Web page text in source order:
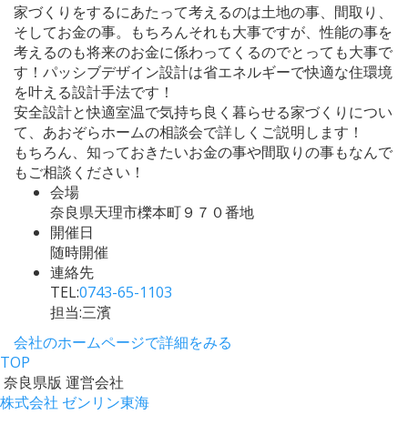
家づくりをするにあたって考えるのは土地の事、間取り、
そしてお金の事。もちろんそれも大事ですが、性能の事を
考えるのも将来のお金に係わってくるのでとっても大事で
す！パッシブデザイン設計は省エネルギーで快適な住環境
を叶える設計手法です！
安全設計と快適室温で気持ち良く暮らせる家づくりについ
て、あおぞらホームの相談会で詳しくご説明します！
もちろん、知っておきたいお金の事や間取りの事もなんで
もご相談ください！
会場
奈良県天理市櫟本町９７０番地
開催日
随時開催
連絡先
TEL:0743-65-1103
担当:三濱
会社のホームページで詳細をみる
TOP
奈良県版 運営会社
株式会社 ゼンリン東海